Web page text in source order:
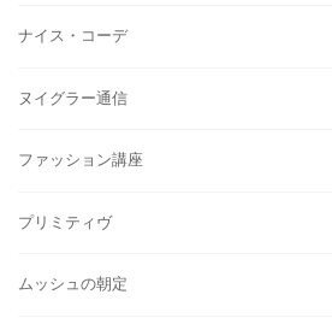
ナイス・コーデ
ヌイグラー通信
ファッション講座
プリミティヴ
ムッシュの朝定